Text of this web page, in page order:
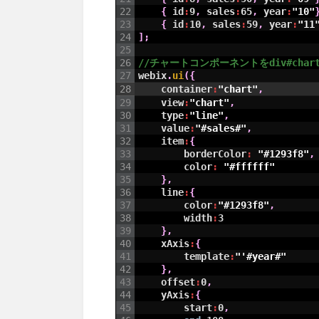
22
23
24
25
26
27
28
29
30
31
32
33
34
35
36
37
38
39
40
41
42
43
44
45
{ id :9, sales:65, year:"10"
{ id :10, sales:59, year:"11"
] ;
webix.ui ({
container:"chart" ,
view:"chart" ,
type:"line" ,
value:"#sales#" ,
item:{
borderColor: "#1293f8" ,
color:
"#ffffff"
},
line:{
color:"#1293f8" ,
width:3
},
xAxis:{
template:"'#year#"
},
offset:0,
yAxis:{
start:0,